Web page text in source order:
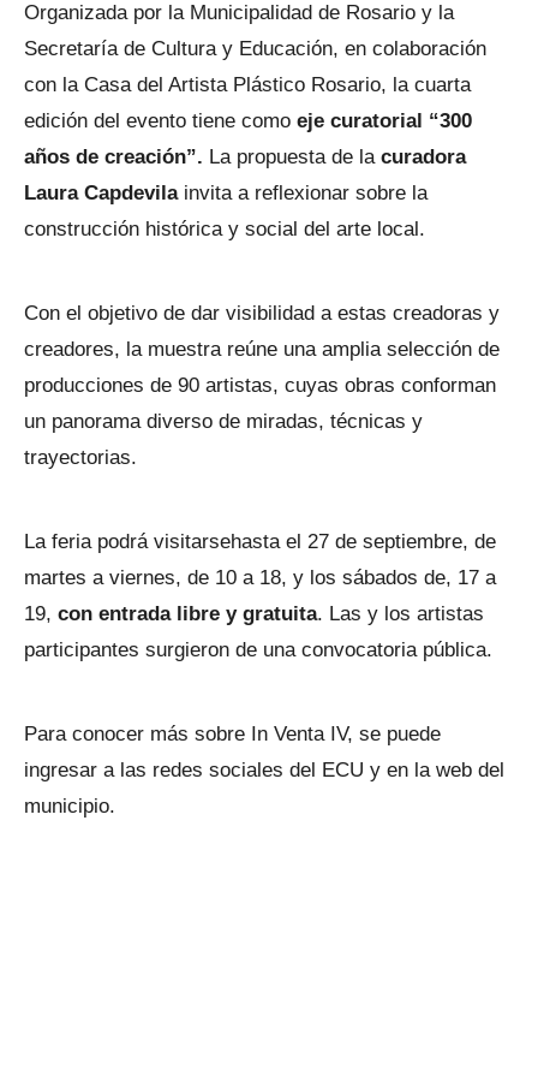
Organizada por la Municipalidad de Rosario y la
Secretaría de Cultura y Educación, en colaboración
con la Casa del Artista Plástico Rosario, la cuarta
edición del evento tiene como eje curatorial “300
años de creación”. La propuesta de la curadora
Laura Capdevila invita a reflexionar sobre la
construcción histórica y social del arte local.
Con el objetivo de dar visibilidad a estas creadoras y
creadores, la muestra reúne una amplia selección de
producciones de 90 artistas, cuyas obras conforman
un panorama diverso de miradas, técnicas y
trayectorias.
La feria podrá visitarsehasta el 27 de septiembre, de
martes a viernes, de 10 a 18, y los sábados de, 17 a
19, con entrada libre y gratuita. Las y los artistas
participantes surgieron de una convocatoria pública.
Para conocer más sobre In Venta IV, se puede
ingresar a las redes sociales del ECU y en la web del
municipio.